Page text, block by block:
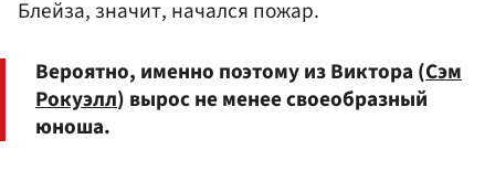
Блейза, значит, начался пожар.
Вероятно, именно поэтому из Виктора (Сэм
Рокуэлл) вырос не менее своеобразный
юноша.